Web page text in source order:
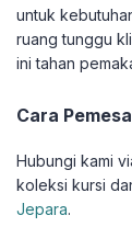
untuk
ruang tunggu
ini tahan
Cara
Hubungi kami
koleksi kursi
Jepara.